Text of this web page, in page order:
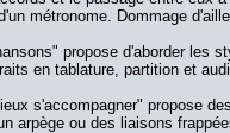
métronome. Dommage
propose d'aborder les
en tablature, partition et
s'accompagner" propose
arpège ou des liaisons